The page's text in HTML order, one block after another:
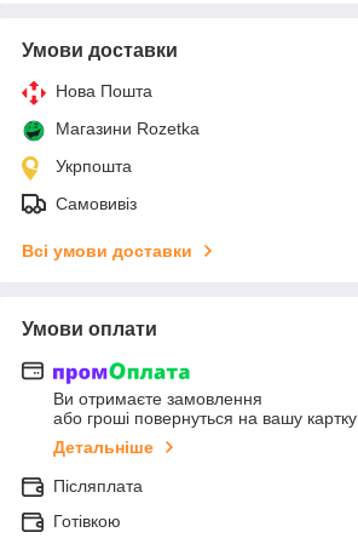
Умови доставки
Нова Пошта
Магазини Rozetka
Укрпошта
Самовивіз
Всі умови доставки
Умови оплати
Ви отримаєте замовлення
або гроші повернуться на вашу картку
Детальніше
Післяплата
Готівкою